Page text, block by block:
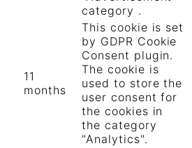
category .
11
months
This cookie is set
by GDPR Cookie
Consent plugin.
The cookie is
used to store the
user consent for
the cookies in
the category
"Analytics".